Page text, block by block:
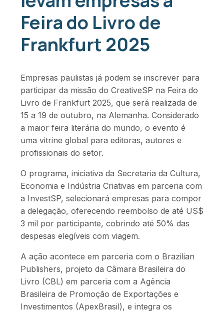
Feira do Livro de
Frankfurt 2025
Empresas paulistas já podem se inscrever para
participar da missão do CreativeSP na Feira do
Livro de Frankfurt 2025, que será realizada de
15 a 19 de outubro, na Alemanha. Considerado
a maior feira literária do mundo, o evento é
uma vitrine global para editoras, autores e
profissionais do setor.
O programa, iniciativa da Secretaria da Cultura,
Economia e Indústria Criativas em parceria com
a InvestSP, selecionará empresas para compor
a delegação, oferecendo reembolso de até US$
3 mil por participante, cobrindo até 50% das
despesas elegíveis com viagem.
A ação acontece em parceria com o Brazilian
Publishers, projeto da Câmara Brasileira do
Livro (CBL) em parceria com a Agência
Brasileira de Promoção de Exportações e
Investimentos (ApexBrasil), e integra os